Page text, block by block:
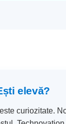
elevă?
curiozitate.